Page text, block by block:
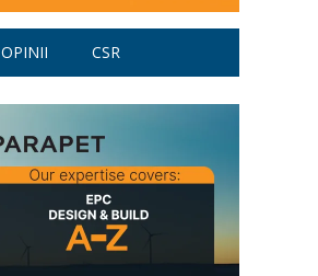
OPINII CSR